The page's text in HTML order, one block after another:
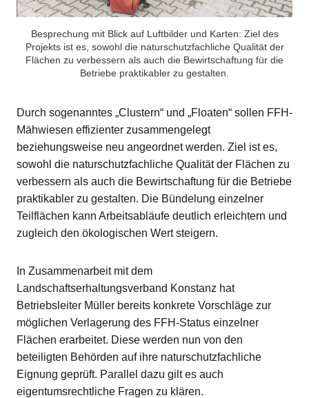
Besprechung mit Blick auf Luftbilder und Karten: Ziel des
Projekts ist es, sowohl die naturschutzfachliche Qualität der
Flächen zu verbessern als auch die Bewirtschaftung für die
Betriebe praktikabler zu gestalten.
Durch sogenanntes „Clustern“ und „Floaten“ sollen FFH-
Mähwiesen effizienter zusammengelegt
beziehungsweise neu angeordnet werden. Ziel ist es,
sowohl die naturschutzfachliche Qualität der Flächen zu
verbessern als auch die Bewirtschaftung für die Betriebe
praktikabler zu gestalten. Die Bündelung einzelner
Teilflächen kann Arbeitsabläufe deutlich erleichtern und
zugleich den ökologischen Wert steigern.
In Zusammenarbeit mit dem
Landschaftserhaltungsverband Konstanz hat
Betriebsleiter Müller bereits konkrete Vorschläge zur
möglichen Verlagerung des FFH-Status einzelner
Flächen erarbeitet. Diese werden nun von den
beteiligten Behörden auf ihre naturschutzfachliche
Eignung geprüft. Parallel dazu gilt es auch
eigentumsrechtliche Fragen zu klären.